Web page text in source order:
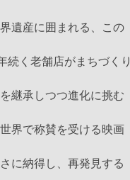
遺産に囲まれる、この
続く老舗店がまちづくり
継承しつつ進化に挑む
界で称賛を受ける映画
に納得し、再発見する